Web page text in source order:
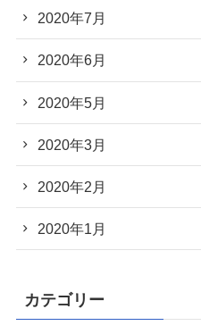
2020年7月
2020年6月
2020年5月
2020年3月
2020年2月
2020年1月
カテゴリー